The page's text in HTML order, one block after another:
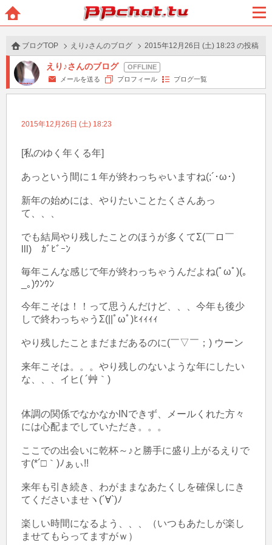
BBchatTV
ュー
ブログTOP えり♪さんのブログ 2015年12月26日 (土) 18:23 の投稿
えり♪さんのブログ
メールを送る プロフィール ブログ一覧
2015年12月26日 (土) 18:23
[私のゆく年くる年]
あっという間に１年が終わっちゃいますね(;´･ω･)
新年の始めには、やりたいことたくさんあっ
て、、、
でも結局やり残したことのほうが多くてΣ(￣ロ￣
lll)　ｶﾞﾋﾞｰﾝ
毎年こんな感じで年が終わっちゃうんだよね(ﾟωﾟ)(｡
_｡)ｳﾝｳﾝ
今年こそは！！って思うんだけど、、、今年も後少
しで終わっちゃうΣ(||ﾟωﾟ)ﾋｨｨｨｨ
やり残したことまだまだあるのに(￣▽￣；) ウーン
来年こそは。。。やり残しのないような年にしたい
な、、、イヒ( ´艸｀)
体調の関係でなかなかINできず、メールくれた方々
には心配までしていただき。。。
ここでの出会いに乾杯～♪と勝手に盛り上がるえりで
す(*´□｀)ﾉぁぃ!!
来年も引き続き、わがままなあたくしを確保しにき
てくださいませヽ(´∀`)ﾉ
楽しい時間になるよう、、、（いつもあたしが楽し
ませてもらってますがｗ）